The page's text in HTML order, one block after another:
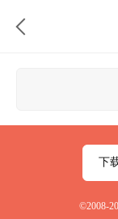
下
©2008-